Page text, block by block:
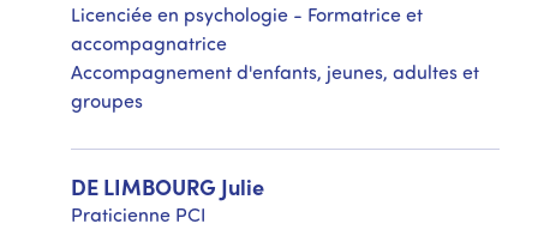
Licenciée en psychologie - Formatrice et
accompagnatrice
Accompagnement d'enfants, jeunes, adultes et
groupes
DE LIMBOURG Julie
Praticienne PCI